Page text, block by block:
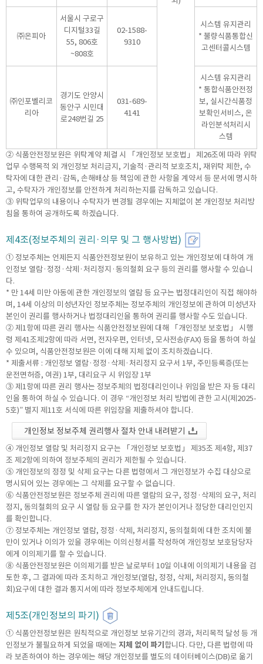
㈜온피아
서울시 구로구
디지털33길
55, 806호
~808호
02-1588-
9310
시스템 유지관리
* 불량식품통합신
고센터콜시스템
㈜인포벨리코
리아
경기도 안양시
동안구 시민대
로248번길 25
031-689-
4141
시스템 유지관리
* 통합식품안전정
보, 실시간식품정
보확인서비스, 온
라인분석처리시
스템
② 식품안전정보원은 위탁계약 체결 시 「개인정보 보호법」 제26조에 따라 위탁
업무 수행목적 외 개인정보 처리금지, 기술적·관리적 보호조치, 재위탁 제한, 수
탁자에 대한 관리·감독, 손해배상 등 책임에 관한 사항을 계약서 등 문서에 명시하
고, 수탁자가 개인정보를 안전하게 처리하는지를 감독하고 있습니다.
③ 위탁업무의 내용이나 수탁자가 변경될 경우에는 지체없이 본 개인정보 처리방
침을 통하여 공개하도록 하겠습니다.
제4조(정보주체의 권리·의무 및 그 행사방법)
① 정보주체는 언제든지 식품안전정보원이 보유하고 있는 개인정보에 대하여 개
인정보 열람·정정·삭제·처리정지·동의철회 요구 등의 권리를 행사할 수 있습니
다.
* 만 14세 미만 아동에 관한 개인정보의 열람 등 요구는 법정대리인이 직접 해야하
며, 14세 이상의 미성년자인 정보주체는 정보주체의 개인정보에 관하여 미성년자
본인이 권리를 행사하거나 법정대리인을 통하여 권리를 행사할 수도 있습니다.
② 제1항에 따른 권리 행사는 식품안전정보원에 대해 「개인정보 보호법」 시행
령 제41조제2항에 따라 서면, 전자우편, 인터넷, 모사전송(FAX) 등을 통하여 하실
수 있으며, 식품안전정보원은 이에 대해 지체 없이 조치하겠습니다.
* 제출서류 : 개인정보 열람·정정·삭제·처리정지 요구서 1부, 주민등록증(또는
운전면허증, 여권) 1부, 대리요구 시 위임장 1부
③ 제1항에 따른 권리 행사는 정보주체의 법정대리인이나 위임을 받은 자 등 대리
인을 통하여 하실 수 있습니다. 이 경우 “개인정보 처리 방법에 관한 고시(제2025-
5호)” 별지 제11호 서식에 따른 위임장을 제출하셔야 합니다.
개인정보 정보주체 권리행사 절차 안내 내려받기
④ 개인정보 열람 및 처리정지 요구는 「개인정보 보호법」 제35조 제4항, 제37
조 제2항에 의하여 정보주체의 권리가 제한될 수 있습니다.
⑤ 개인정보의 정정 및 삭제 요구는 다른 법령에서 그 개인정보가 수집 대상으로
명시되어 있는 경우에는 그 삭제를 요구할 수 없습니다.
⑥ 식품안전정보원은 정보주체 권리에 따른 열람의 요구, 정정·삭제의 요구, 처리
정지, 동의철회의 요구 시 열람 등 요구를 한 자가 본인이거나 정당한 대리인인지
를 확인합니다.
⑦ 정보주체는 개인정보 열람, 정정·삭제, 처리정지, 동의철회에 대한 조치에 불
만이 있거나 이의가 있을 경우에는 이의신청서를 작성하여 개인정보 보호담당자
에게 이의제기를 할 수 있습니다.
⑧ 식품안전정보원은 이의제기를 받은 날로부터 10일 이내에 이의제기 내용을 검
토한 후, 그 결과에 따라 조치하고 개인정보(열람, 정정, 삭제, 처리정지, 동의철
회)요구에 대한 결과 통지서에 따라 정보주체에게 안내드립니다.
제5조(개인정보의 파기)
① 식품안전정보원은 원칙적으로 개인정보 보유기간의 경과, 처리목적 달성 등 개
인정보가 불필요하게 되었을 때에는 지체 없이 파기 합니다. 다만, 다른 법령에 따
라 보존하여야 하는 경우에는 해당 개인정보를 별도의 데이터베이스(DB)로 옮기